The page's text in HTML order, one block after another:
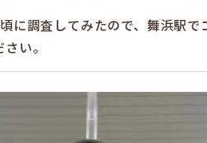
に調査してみたので、舞浜駅
い。